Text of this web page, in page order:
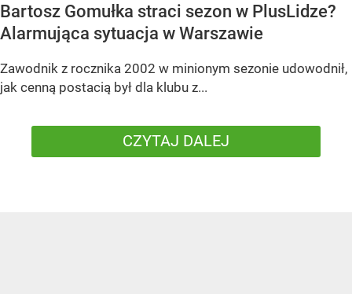
Bartosz Gomułka straci sezon w PlusLidze?
Alarmująca sytuacja w Warszawie
Zawodnik z rocznika 2002 w minionym sezonie udowodnił,
jak cenną postacią był dla klubu z...
CZYTAJ DALEJ